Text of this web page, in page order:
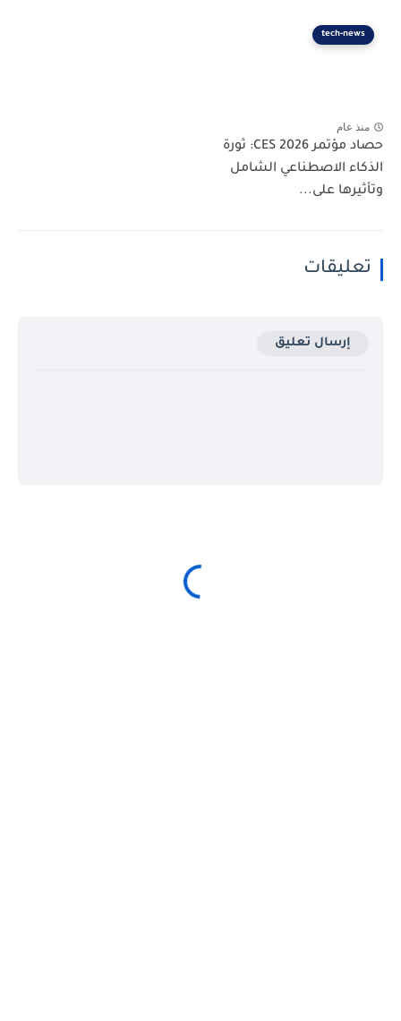
tech-news
منذ عام
حصاد مؤتمر CES 2026: ثورة
الذكاء الاصطناعي الشامل
وتأثيرها على...
تعليقات
إرسال تعليق